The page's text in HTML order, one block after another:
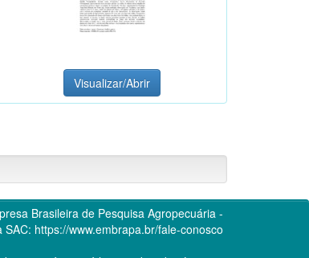
Visualizar/Abrir
Brasileira de Pesquisa Agropecuária -
SAC: https://www.embrapa.br/fale-conosco